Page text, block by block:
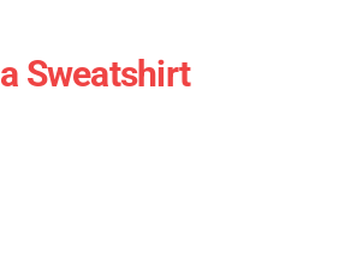
Sweatshirt